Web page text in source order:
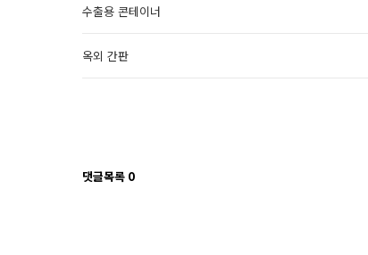
수출용 콘테이너
옥외 간판
댓글목록 0